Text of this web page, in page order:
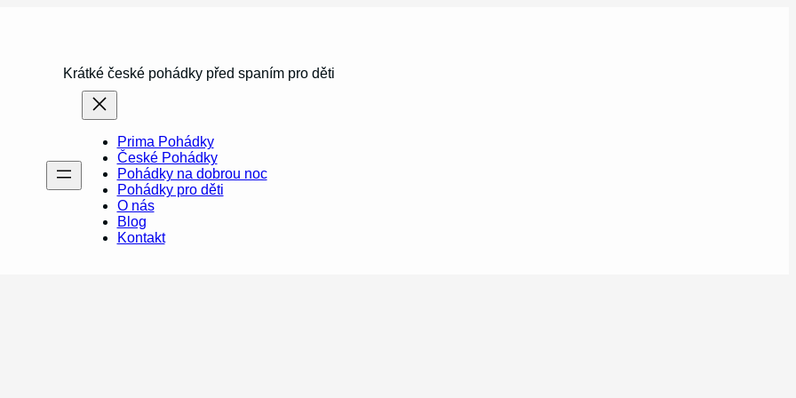
Krátké české pohádky před spaním pro děti
Prima Pohádky
České Pohádky
Pohádky na dobrou noc
Pohádky pro děti
O nás
Blog
Kontakt